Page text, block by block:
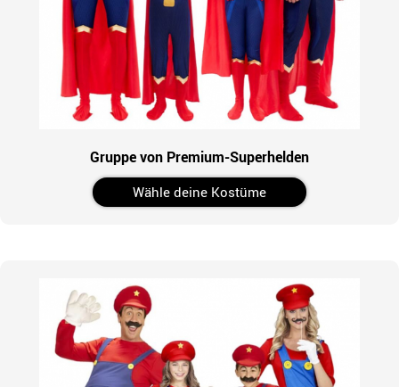
Gruppe von Premium-Superhelden
Wähle deine Kostüme